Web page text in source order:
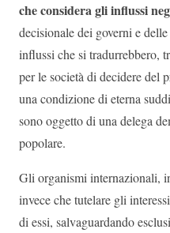
che considera gli influssi
decisionale dei governi e
influssi che si tradurrebbero,
per le società di decidere del
una condizione di eterna
sono oggetto di una delega
popolare.
Gli organismi internazionali,
invece che tutelare gli
di essi, salvaguardando